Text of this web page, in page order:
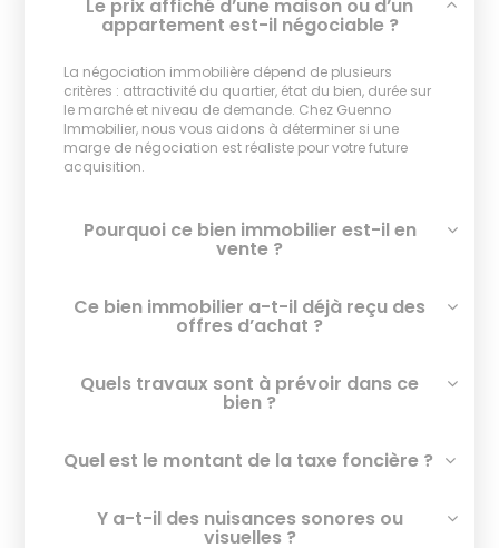
Le prix affiché d’une maison ou d’un
appartement est-il négociable ?
La négociation immobilière dépend de plusieurs
critères : attractivité du quartier, état du bien, durée sur
le marché et niveau de demande. Chez Guenno
Immobilier, nous vous aidons à déterminer si une
marge de négociation est réaliste pour votre future
acquisition.
Pourquoi ce bien immobilier est-il en
vente ?
Ce bien immobilier a-t-il déjà reçu des
offres d’achat ?
Quels travaux sont à prévoir dans ce
bien ?
Quel est le montant de la taxe foncière ?
Y a-t-il des nuisances sonores ou
visuelles ?